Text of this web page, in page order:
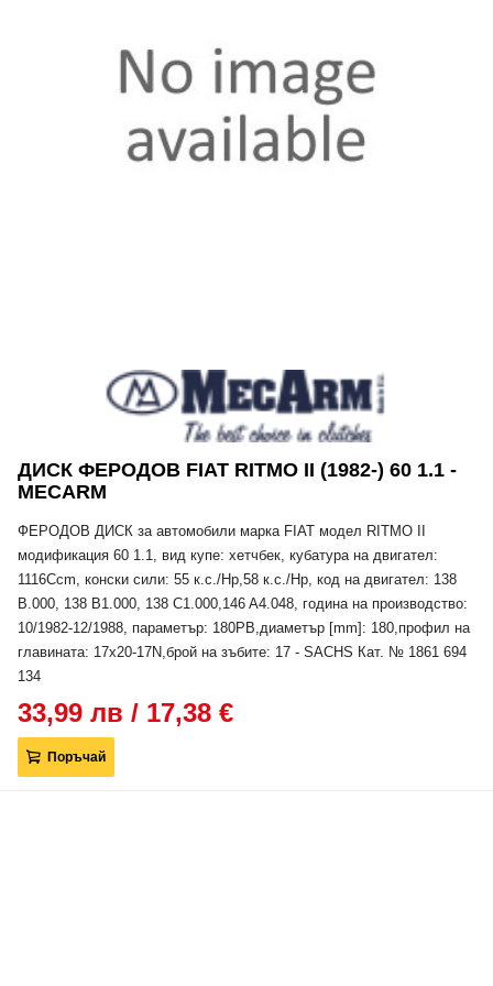
ДИСК ФЕРОДОВ FIAT RITMO II (1982-) 60 1.1 -
MECARM
ФЕРОДОВ ДИСК за автомобили марка FIAT модел RITMO II
модификация 60 1.1, вид купе: хетчбек, кубатура на двигател:
1116Ccm, конски сили: 55 к.с./Hp,58 к.с./Hp, код на двигател: 138
B.000, 138 B1.000, 138 C1.000,146 A4.048, година на производство:
10/1982-12/1988, параметър: 180PB,диаметър [mm]: 180,профил на
главината: 17x20-17N,брой на зъбите: 17 - SACHS Кат. № 1861 694
134
33,99 лв / 17,38 €
Поръчай